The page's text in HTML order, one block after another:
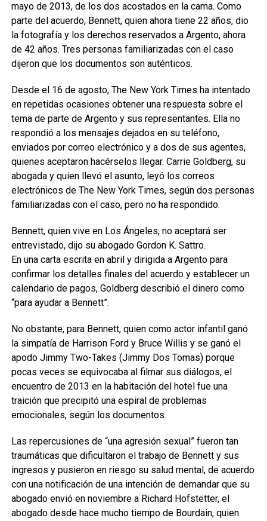
mayo de 2013, de los dos acostados en la cama. Como
parte del acuerdo, Bennett, quien ahora tiene 22 años, dio
la fotografía y los derechos reservados a Argento, ahora
de 42 años. Tres personas familiarizadas con el caso
dijeron que los documentos son auténticos.
Desde el 16 de agosto, The New York Times ha intentado
en repetidas ocasiones obtener una respuesta sobre el
tema de parte de Argento y sus representantes. Ella no
respondió a los mensajes dejados en su teléfono,
enviados por correo electrónico y a dos de sus agentes,
quienes aceptaron hacérselos llegar. Carrie Goldberg, su
abogada y quien llevó el asunto, leyó los correos
electrónicos de The New York Times, según dos personas
familiarizadas con el caso, pero no ha respondido.
Bennett, quien vive en Los Ángeles, no aceptará ser
entrevistado, dijo su abogado Gordon K. Sattro.
En una carta escrita en abril y dirigida a Argento para
confirmar los detalles finales del acuerdo y establecer un
calendario de pagos, Goldberg describió el dinero como
“para ayudar a Bennett”.
No obstante, para Bennett, quien como actor infantil ganó
la simpatía de Harrison Ford y Bruce Willis y se ganó el
apodo Jimmy Two-Takes (Jimmy Dos Tomas) porque
pocas veces se equivocaba al filmar sus diálogos, el
encuentro de 2013 en la habitación del hotel fue una
traición que precipitó una espiral de problemas
emocionales, según los documentos.
Las repercusiones de “una agresión sexual” fueron tan
traumáticas que dificultaron el trabajo de Bennett y sus
ingresos y pusieron en riesgo su salud mental, de acuerdo
con una notificación de una intención de demandar que su
abogado envió en noviembre a Richard Hofstetter, el
abogado desde hace mucho tiempo de Bourdain, quien